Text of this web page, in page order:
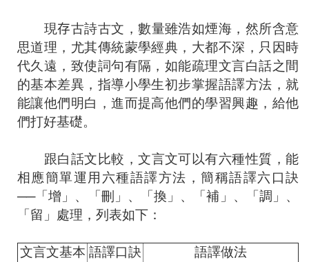
現存古詩古文，數量雖浩如煙海，然所含意
思道理，尤其傳統蒙學經典，大都不深，只因時
代久遠，致使詞句有隔，如能疏理文言白話之間
的基本差異，指導小學生初步掌握語譯方法，就
能讓他們明白，進而提高他們的學習興趣，給他
們打好基礎。
跟白話文比較，文言文可以有六種性質，能
相應簡單運用六種語譯方法，簡稱語譯六口訣
──「增」、「刪」、「換」、「補」、「調」、
「留」處理，列表如下：
文言文基本 語譯口訣 語譯做法